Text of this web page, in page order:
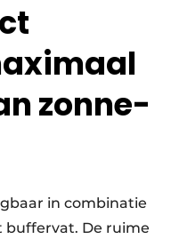
zonne-
in combinatie
buffervat. De ruime